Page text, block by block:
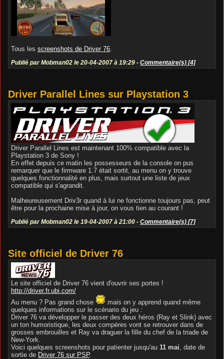
Tous les screenshots de Driver 76
Publié par Mobman02 le 20-04-2007 à 19:29 - Commentaire(s) [4]
Driver Parallel Lines sur Playstation 3
Driver Parallel Lines est maintenant 100% compatible avec la
Playstation 3 de Sony !
En effet depuis ce matin les possesseurs de la console on pus
remarquer que le firmware 1.7 était sortit, au menu on y trouve
quelques fonctionnalité en plus, mais surtout une liste de jeux
compatible qui s'agrandit.
Malheureusement Driv3r quand à lui ne fonctionne toujours pas, peut
être pour la prochaine mise à jour, on vous tien au courant !
Publié par Mobman02 le 19-04-2007 à 21:00 - Commentaire(s) [7]
Site officiel de Driver 76
Le site officiel de Driver 76 vient d'ouvrir ses portes !
http://driver.fr.ubi.com/
Au menu ? Pas grand chose
mais on y apprend quand même
quelques informations sur le scénario du jeu :
Driver 76 va développer le passer des deux héros (Ray et Slink) avec
un ton humoristique, les deux compères vont se retrouver dans de
grosses embrouilles et Ray va draguer la fille du chef de la triade de
New-York.
Voici quelques screenshots pour patienter jusqu'au 11 mai , date de
sortie de Driver 76 sur PSP.